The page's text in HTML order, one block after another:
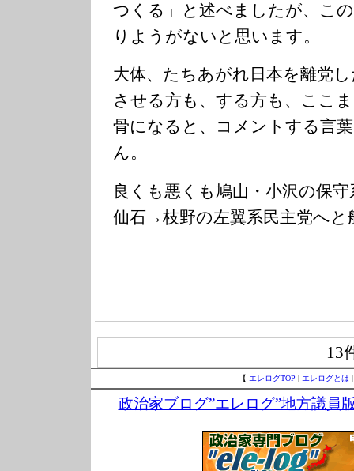
つくる」と述べましたが、こ
りようがないと思います。
大体、たちあがれ日本を離党
させる方も、する方も、ここ
骨になると、コメントする言
ん。
良くも悪くも鳩山・小沢の保
仙石→枝野の左翼系民主党へ
13
【 エレログTOP | エレログとは
政治家ブログ”エレログ”地方議員